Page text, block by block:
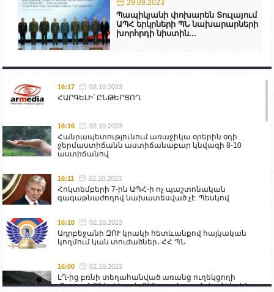
29.09.2023
Պապիկյանի փոխարեն Տուլայում
ԱՊՀ երկրների ՊՆ նախարարների
խորհրդի նիստին...
16:17 02.10.2023
ՀԱՐԳԵԼԻ՛ ԸՆԹԵՐՑՈՂ
16:16 02.10.2023
Հանրապետությունում առաջիկա օրերին օդի
ջերմաստիճանն աստիճանաբար կնվազի 8-10
աստիճանով
16:11 02.10.2023
Հոկտեմբերի 7-ին ԱՊՀ-ի ոչ պաշտոնական
գագաթնաժողով նախատեսված չէ. Պեսկով
16:10 02.10.2023
Ադրբեջանի ԶՈՒ կրակի հետևանքով հայկական
կողմում կան տուժածներ․ ՀՀ ՊՆ
16:00 02.10.2023
ԼՂ-ից բռնի տեղահանված առանց ուղեկցողի
մնացած 20 երեխա և 216 տարեց գտնվում են ՀՀ